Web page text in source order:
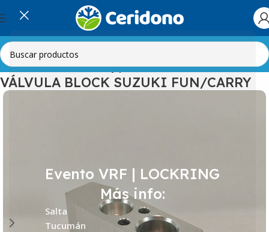
Evento VRF | LOCKRING
Más info:
Salta
Tucumán
Inicio Automotor Válvulas y presostatos
VÁLVULA BLOCK SUZUKI FUN/CARRY